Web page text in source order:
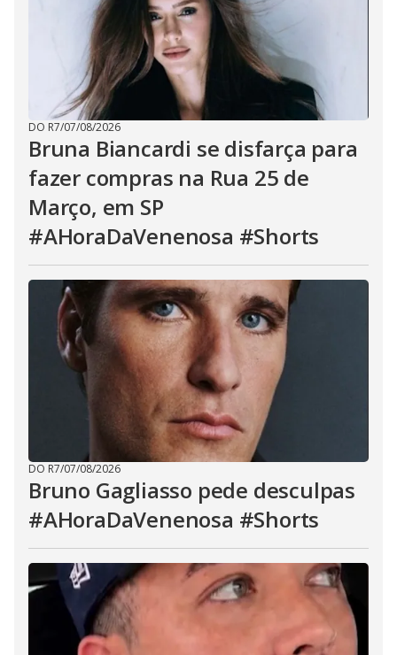
DO R7/07/08/2026
Bruna Biancardi se disfarça para
fazer compras na Rua 25 de
Março, em SP
#AHoraDaVenenosa #Shorts
DO R7/07/08/2026
Bruno Gagliasso pede desculpas
#AHoraDaVenenosa #Shorts